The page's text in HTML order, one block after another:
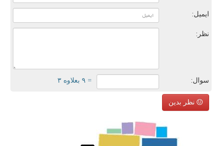
ایمیل:
نظر:
سوال: = ۹ بعلاوه ۳
نظر بدین